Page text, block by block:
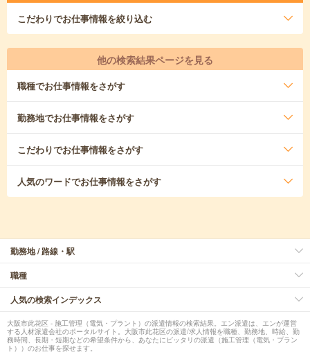
こだわりでお仕事情報を絞り込む
他の検索結果ページを見る
職種でお仕事情報をさがす
勤務地でお仕事情報をさがす
こだわりでお仕事情報をさがす
人気のワードでお仕事情報をさがす
勤務地 / 路線・駅
職種
人気の検索インデックス
大阪市此花区 - 施工管理（電気・プラント）の派遣情報の検索結果。エン派遣は、エンが運営
する人材派遣会社のポータルサイト。大阪市此花区の派遣/求人情報を職種、勤務地、時給、勤
務時間、長期・短期などの希望条件から、あなたにピッタリの派遣（施工管理（電気・プラン
ト））のお仕事を探せます。